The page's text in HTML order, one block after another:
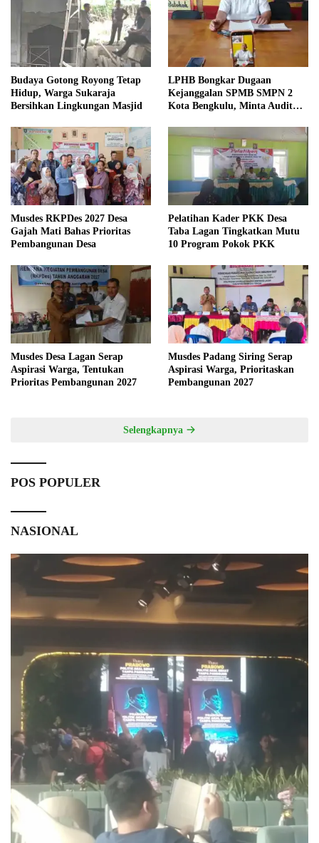
Budaya Gotong Royong Tetap
Hidup, Warga Sukaraja
Bersihkan Lingkungan Masjid
LPHB Bongkar Dugaan
Kejanggalan SPMB SMPN 2
Kota Bengkulu, Minta Audit
Musdes RKPDes 2027 Desa
Gajah Mati Bahas Prioritas
Pembangunan Desa
Pelatihan Kader PKK Desa
Taba Lagan Tingkatkan Mutu
10 Program Pokok PKK
Musdes Desa Lagan Serap
Aspirasi Warga, Tentukan
Prioritas Pembangunan 2027
Musdes Padang Siring Serap
Aspirasi Warga, Prioritaskan
Pembangunan 2027
Selengkapnya
POS POPULER
NASIONAL